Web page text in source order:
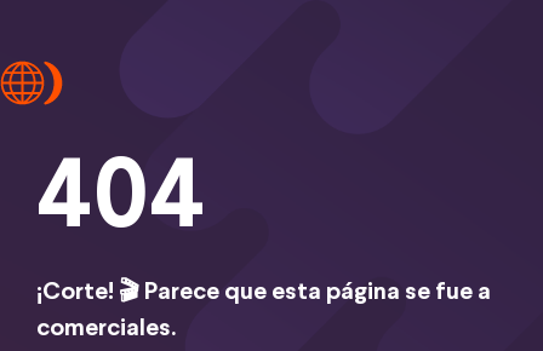
404
¡Corte! 🎬 Parece que esta página se fue a
comerciales.